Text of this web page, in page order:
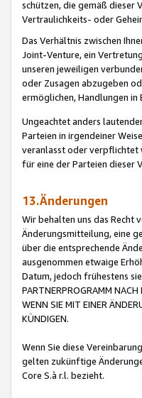
schützen, die gemäß dieser
Vertraulichkeits- oder
Das Verhältnis zwischen
Joint-Venture, ein
unseren jeweiligen
oder Zusagen abzugeben
ermöglichen, Handlungen
Ungeachtet anders
Parteien in irgendeiner
veranlasst oder verpflichtet
für eine der Parteien dieser
13.Änderungen
Wir behalten uns das Recht
Änderungsmitteilung, eine
über die entsprechende
ausgenommen etwaige
Datum, jedoch frühestens
PARTNERPROGRAMM
WENN SIE MIT EINER
KÜNDIGEN.
Wenn Sie diese
gelten zukünftige
Core S.à r.l. bezieht.